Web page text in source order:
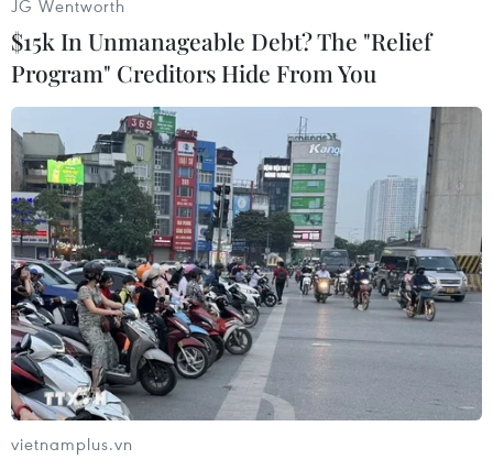
cường không kích vào buổi tối.
Báo cáo của SOHR cho biết khoảng 100 tay súng
thuộc lực lượng trung thành với chính phủ đã bị
IS sát hại kể từ khi chiến sự bùng phát vào ngày
9/12.
Hồi tháng Năm năm ngoái, IS đã chiếm được
nhiều thành phố ở tỉnh Homs, bao gồm cả
Palmyra, nơi được UNESCO công nhận là Di sản
thế giới.
IS đã phá hủy nhiều công trình kiến trúc cổ ở
Palymya, trước khi bị quân Syria và Nga đánh
bật hồi tháng Ba vừa qua./.
JG Wentworth
$15k In Unmanageable Debt? The "Relief
Program" Creditors Hide From You
vietnamplus.vn